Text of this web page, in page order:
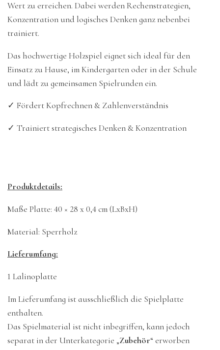
Wert zu erreichen. Dabei werden Rechenstrategien,
Konzentration und logisches Denken ganz nebenbei
trainiert.
Das hochwertige Holzspiel eignet sich ideal für den
Einsatz zu Hause, im Kindergarten oder in der Schule
und lädt zu gemeinsamen Spielrunden ein.
✓ Fördert Kopfrechnen & Zahlenverständnis
✓ Trainiert strategisches Denken & Konzentration
Produktdetails:
Maße Platte: 40 × 28 x 0,4 cm (LxBxH)
Material: Sperrholz
Lieferumfang:
1 Lalinoplatte
Im Lieferumfang ist ausschließlich die Spielplatte
enthalten.
Das Spielmaterial ist nicht inbegriffen, kann jedoch
separat in der Unterkategorie „Zubehör“ erworben